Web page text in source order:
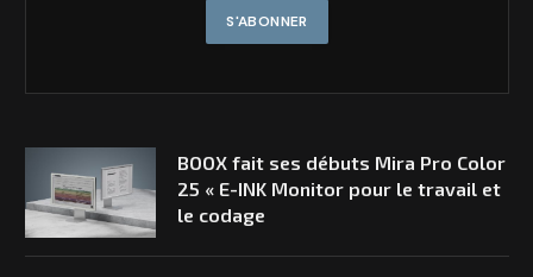
BOOX fait ses débuts Mira Pro Color
25 « E-INK Monitor pour le travail et
le codage